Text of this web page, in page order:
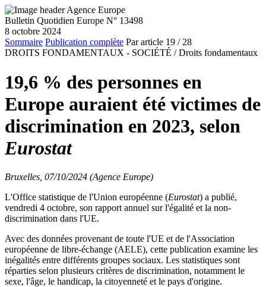
Bulletin Quotidien Europe N° 13498
8 octobre 2024
Sommaire Publication complète Par article 19 / 28
DROITS FONDAMENTAUX - SOCIÉTÉ / Droits fondamentaux
19,6 % des personnes en
Europe auraient été victimes de
discrimination en 2023, selon
Eurostat
Bruxelles, 07/10/2024 (Agence Europe)
L'Office statistique de l'Union européenne (Eurostat) a publié,
vendredi 4 octobre, son rapport annuel sur l'égalité et la non-
discrimination dans l'UE.
Avec des données provenant de toute l'UE et de l'Association
européenne de libre-échange (AELE), cette publication examine les
inégalités entre différents groupes sociaux. Les statistiques sont
réparties selon plusieurs critères de discrimination, notamment le
sexe, l'âge, le handicap, la citoyenneté et le pays d'origine.